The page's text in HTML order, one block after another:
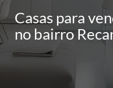
Casas para
no bairro